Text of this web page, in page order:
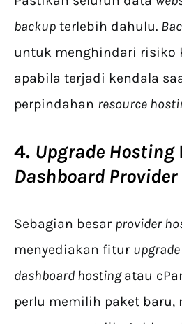
backup terlebih dahulu.
untuk menghindari risiko
apabila terjadi kendala
perpindahan resource
4. Upgrade Hosting
Dashboard Provider
Sebagian besar provider
menyediakan fitur upgrade
dashboard hostingatau
perlu memilih paket baru,